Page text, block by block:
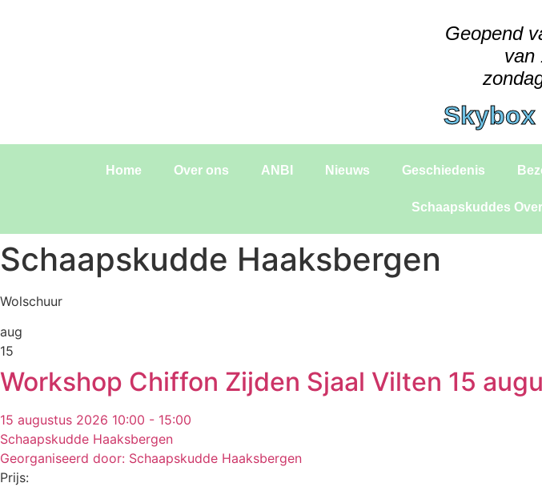
Geopend
van
Skybox
Home Over ons ANBI Nieuws Geschiedenis
Schaapskuddes
Schaapskudde Haaksbergen
Wolschuur
aug
15
Workshop Chiffon Zijden Sjaal Vilten 15
15 augustus 2026 10:00 - 15:00
Schaapskudde Haaksbergen
Georganiseerd door: Schaapskudde Haaksbergen
Prijs: